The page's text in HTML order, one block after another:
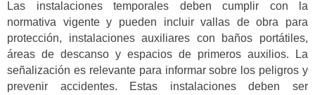
Las instalaciones temporales deben cumplir con la
normativa vigente y pueden incluir vallas de obra para
protección, instalaciones auxiliares con baños portátiles,
áreas de descanso y espacios de primeros auxilios. La
señalización es relevante para informar sobre los peligros y
prevenir accidentes. Estas instalaciones deben ser